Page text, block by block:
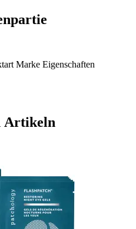
Marke Eigenschaften
Artikeln